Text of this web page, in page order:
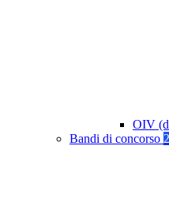
OIV
Bandi di concorso 2